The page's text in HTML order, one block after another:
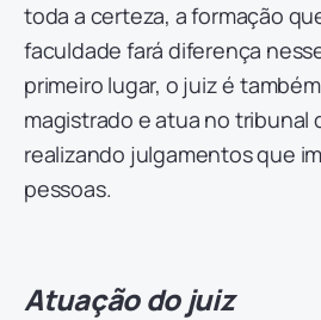
toda a certeza, a formação
faculdade fará diferença
primeiro lugar, o juiz é
magistrado e atua no tribunal
realizando julgamentos que
pessoas.
Atuação do juiz